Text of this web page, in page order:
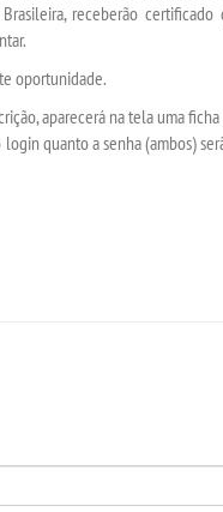
receberão
oportunidade.
aparecerá na tela uma
loginquanto a senha (ambos)